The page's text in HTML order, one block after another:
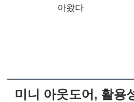
아왔다
미니 아웃도어, 활용